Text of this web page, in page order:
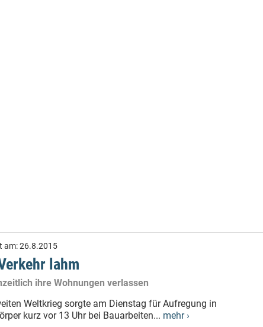
am:26.8.2015
lahm
ihre Wohnungen verlassen
Weltkrieg sorgte am Dienstag für Aufregung in
kurz vor 13 Uhr bei Bauarbeiten... mehr ›